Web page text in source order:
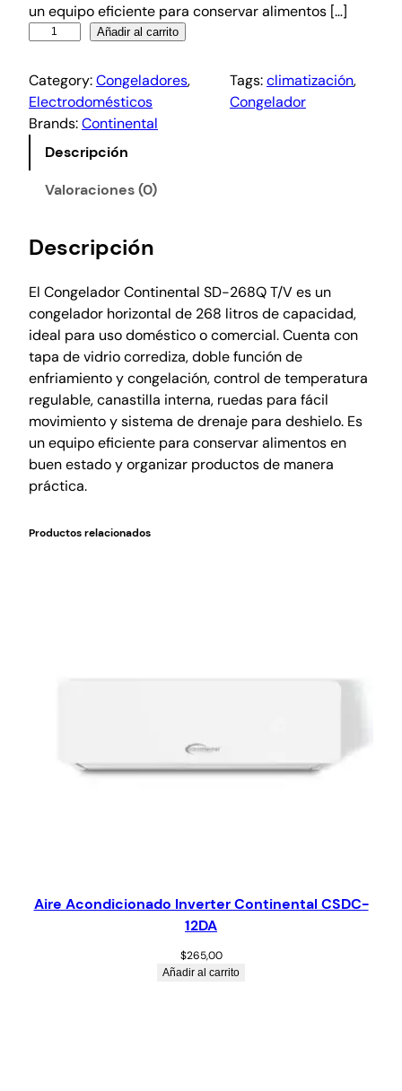
un equipo eficiente para conservar alimentos […]
Añadir al carrito
Category:Congeladores
Electrodomésticos
Tags:climatización
Congelador
Brands:Continental
Descripción
Valoraciones (0)
Descripción
El Congelador Continental SD-268Q T/V es un
congelador horizontal de 268 litros de capacidad,
ideal para uso doméstico o comercial. Cuenta con
tapa de vidrio corrediza, doble función de
enfriamiento y congelación, control de temperatura
regulable, canastilla interna, ruedas para fácil
movimiento y sistema de drenaje para deshielo. Es
un equipo eficiente para conservar alimentos en
buen estado y organizar productos de manera
práctica.
Productos relacionados
Aire Acondicionado Inverter Continental CSDC-
12DA
$265,00
Añadir al carrito